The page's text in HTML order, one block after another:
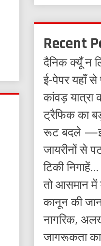
Recent
दैनिक क्यूँ न
ई-पेपर यहाँ
कांवड़ यात्रा
ट्रैफिक का
रूट बदले
जायरीनों से
टिकी
तो आसमान में
कानून की
नागरिक,
जागरूकता का